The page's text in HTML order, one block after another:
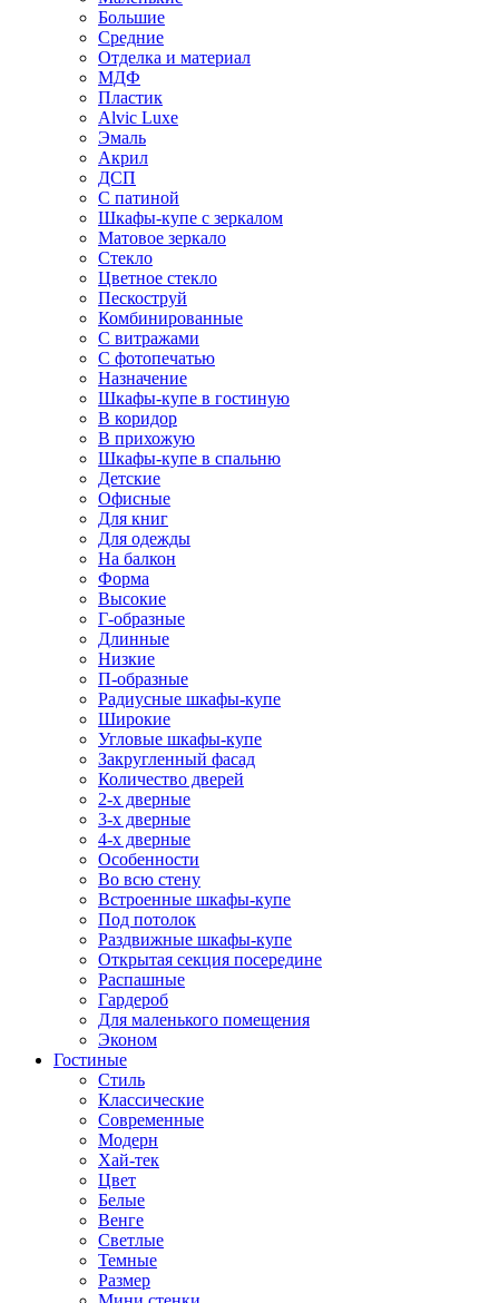
Большие
Средние
Отделка и материал
МДФ
Пластик
Alvic Luxe
Эмаль
Акрил
ДСП
С патиной
Шкафы-купе с зеркалом
Матовое зеркало
Стекло
Цветное стекло
Пескоструй
Комбинированные
С витражами
С фотопечатью
Назначение
Шкафы-купе в гостиную
В коридор
В прихожую
Шкафы-купе в спальню
Детские
Офисные
Для книг
Для одежды
На балкон
Форма
Высокие
Г-образные
Длинные
Низкие
П-образные
Радиусные шкафы-купе
Широкие
Угловые шкафы-купе
Закругленный фасад
Количество дверей
2-х дверные
3-х дверные
4-х дверные
Особенности
Во всю стену
Встроенные шкафы-купе
Под потолок
Раздвижные шкафы-купе
Открытая секция посередине
Распашные
Гардероб
Для маленького помещения
Эконом
Гостиные
Стиль
Классические
Современные
Модерн
Хай-тек
Цвет
Белые
Венге
Светлые
Темные
Размер